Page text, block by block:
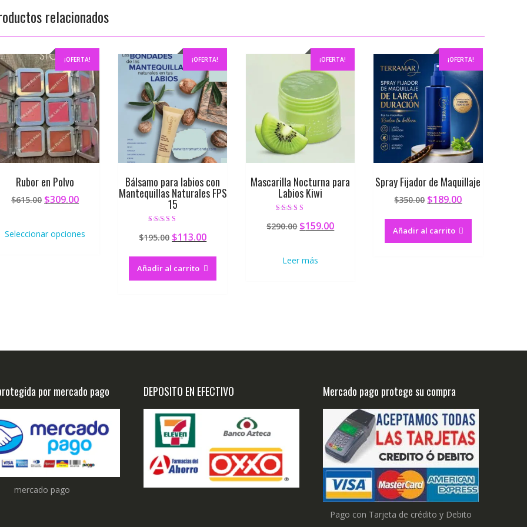
relacionados
¡OFERTA!
Rubor en Polvo
$615.00 $309.00
Seleccionar opciones
¡OFERTA!
Bálsamo para labios con
Mantequillas Naturales FPS
15
5.00
de 5
$195.00 $113.00
Añadir al carrito
¡OFERTA!
Mascarilla Nocturna para
Labios Kiwi
4.00
de 5
$290.00 $159.00
Leer más
¡OFERTA!
Spray Fijador de Maquillaje
$350.00 $189.00
Añadir al carrito
por mercado pago
mercado pago
DEPOSITO EN EFECTIVO Mercado pago protege su compra
Pago con Tarjeta de crédito y Debito